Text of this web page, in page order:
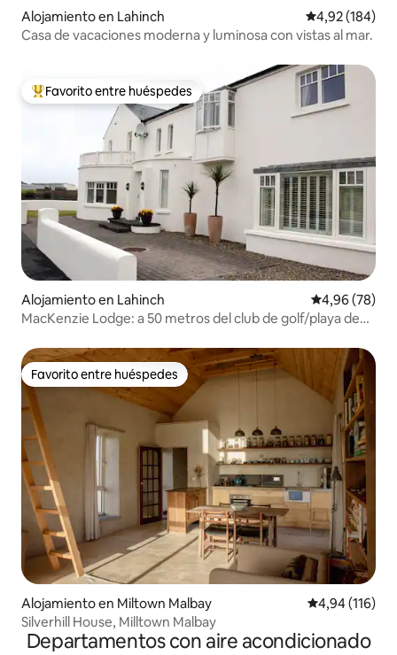
Alojamiento en Lahinch Calificación
4,92 (184)
Casa de vacaciones moderna y luminosa con vistas al mar.
Favorito entre los huéspedes más destacados
Favorito entre huéspedes
Alojamiento en Lahinch Calificación
4,96 (78)
MacKenzie Lodge: a 50 metros del club de golf/playa de
Favorito entre huéspedes
Favorito entre huéspedes
Alojamiento en Miltown Malbay Calificación
4,94 (116)
Silverhill House, Milltown Malbay
Departamentos con aire acondicionado